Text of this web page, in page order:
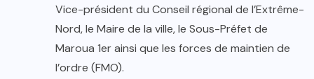
Vice-président du Conseil régional de l’Extrême-
Nord, le Maire de la ville, le Sous-Préfet de
Maroua 1er ainsi que les forces de maintien de
l’ordre (FMO).